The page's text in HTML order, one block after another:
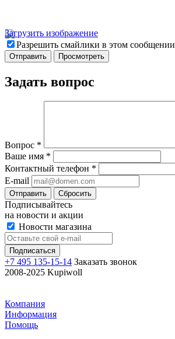
Загрузить изображение
Разрешить смайлики в этом сообщении
Задать вопрос
Вопрос *
Ваше имя *
Контактный телефон *
E-mail
Отправить Сбросить
Подписывайтесь
на новости и акции
Новости магазина
+7 495 135-15-14 Заказать звонок
2008-2025 Kupiwoll
Компания
Информация
Помощь